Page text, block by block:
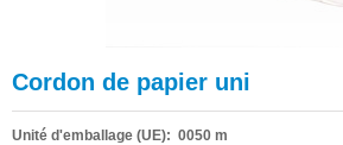
Cordon de papier uni
Unité d'emballage (UE): 0050 m